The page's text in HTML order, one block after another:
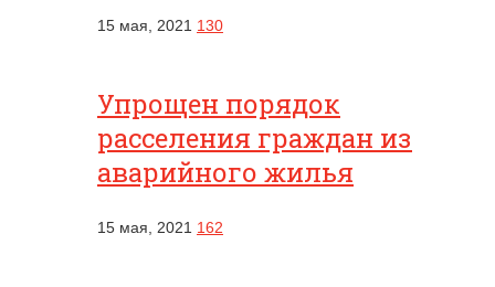
15 мая, 2021 130
Упрощен порядок
расселения граждан из
аварийного жилья
15 мая, 2021 162